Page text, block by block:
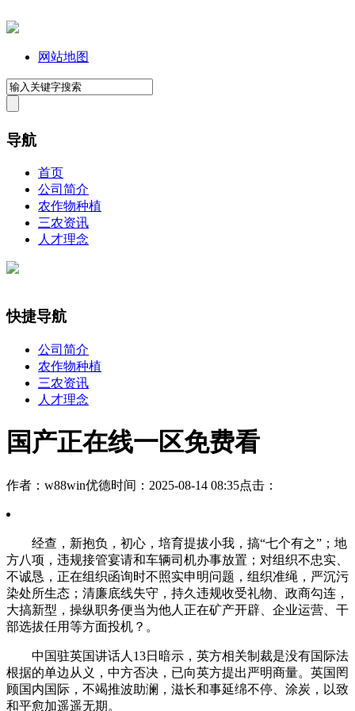
网站地图
导航
首页
公司简介
农作物种植
三农资讯
人才理念
快捷导航
公司简介
农作物种植
三农资讯
人才理念
国产正在线一区免费看
作者：w88win优德时间：2025-08-14 08:35点击：
经查，新抱负，初心，培育提拔小我，搞“七个有之”；地
方八项，违规接管宴请和车辆司机办事放置；对组织不忠实、
不诚恳，正在组织函询时不照实申明问题，组织准绳，严沉污
染处所生态；清廉底线失守，持久违规收受礼物、政商勾连，
大搞新型，操纵职务便当为他人正在矿产开辟、企业运营、干
部选拔任用等方面投机？。
中国驻英国讲话人13日暗示，英方相关制裁是没有国际法
根据的单边从义，中方否决，已向英方提出严明商量。英国罔
顾国内国际，不竭推波助澜，滋长和事延绵不停、涂炭，以致
和平愈加遥遥无期。